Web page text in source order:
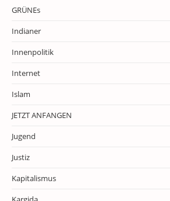
GRÜNEs
Indianer
Innenpolitik
Internet
Islam
JETZT ANFANGEN
Jugend
Justiz
Kapitalismus